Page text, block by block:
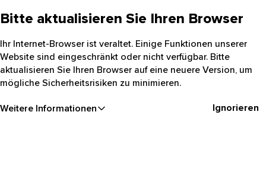
Bitte aktualisieren Sie Ihren Browser
Ihr Internet-Browser ist veraltet. Einige Funktionen unserer
Website sind eingeschränkt oder nicht verfügbar. Bitte
aktualisieren Sie Ihren Browser auf eine neuere Version, um
mögliche Sicherheitsrisiken zu minimieren.
Weitere Informationen Ignorieren